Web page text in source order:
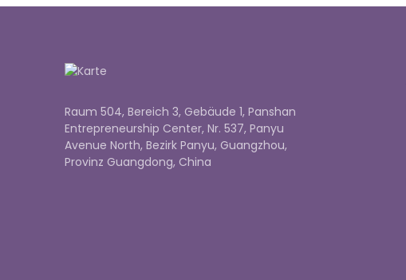
Raum 504, Bereich 3, Gebäude 1, Panshan
Entrepreneurship Center, Nr. 537, Panyu
Avenue North, Bezirk Panyu, Guangzhou,
Provinz Guangdong, China